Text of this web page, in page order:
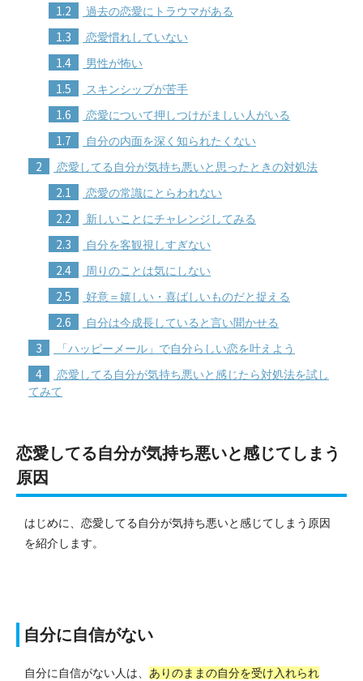
1.2 過去の恋愛にトラウマがある
1.3 恋愛慣れしていない
1.4 男性が怖い
1.5 スキンシップが苦手
1.6 恋愛について押しつけがましい人がいる
1.7 自分の内面を深く知られたくない
2 恋愛してる自分が気持ち悪いと思ったときの対処法
2.1 恋愛の常識にとらわれない
2.2 新しいことにチャレンジしてみる
2.3 自分を客観視しすぎない
2.4 周りのことは気にしない
2.5 好意＝嬉しい・喜ばしいものだと捉える
2.6 自分は今成長していると言い聞かせる
3 「ハッピーメール」で自分らしい恋を叶えよう
4
恋愛してる自分が気持ち悪いと感じたら対処法を試し
てみて
恋愛してる自分が気持ち悪いと感じてしまう
原因
はじめに、恋愛してる自分が気持ち悪いと感じてしまう原因
を紹介します。
自分に自信がない
自分に自信がない人は、 ありのままの自分を受け入れられ